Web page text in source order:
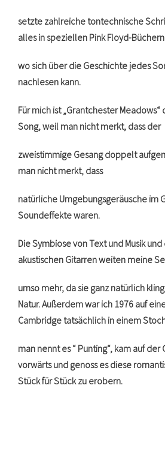
setzte zahlreiche tontechnische
alles in speziellen Pink Floyd-
wo sich über die Geschichte jedes
nachlesen kann.
Für mich ist „Grantchester
Song, weil man nicht merkt, dass der
zweistimmige Gesang doppelt
man nicht merkt, dass
natürliche Umgebungsgeräusche im
Soundeffekte waren.
Die Symbiose von Text und Musik
akustischen Gitarren weiten meine
umso mehr, da sie ganz natürlich
Natur. Außerdem war ich 1976 auf
Cambridge tatsächlich in einem
man nennt es “ Punting“, kam auf der
vorwärts und genoss es diese
Stück für Stück zu erobern.